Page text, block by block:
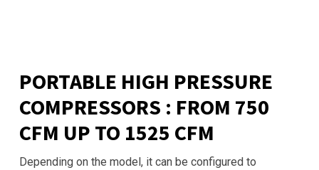
PORTABLE HIGH PRESSURE
COMPRESSORS : FROM 750
CFM UP TO 1525 CFM
Depending on the model, it can be configured to